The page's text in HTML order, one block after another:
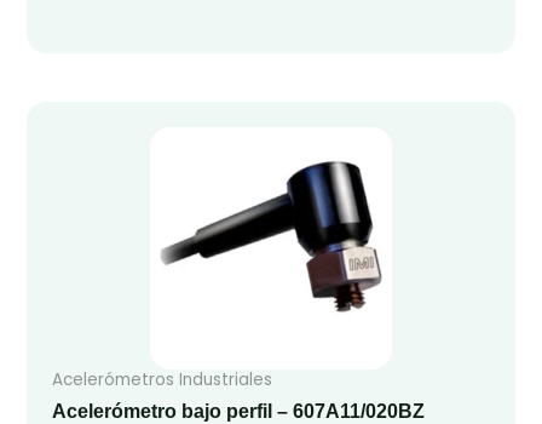
Acelerómetros Industriales
Acelerómetro bajo perfil – 607A11/020BZ